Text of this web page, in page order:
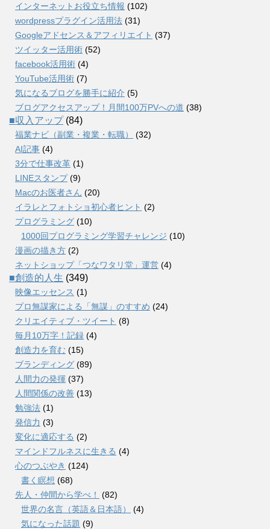
インターネットお役立ち情報 (102)
wordpressプラグイン活用法 (31)
Googleアドセンス＆アフィリエイト (37)
ツイッター活用術 (52)
facebook活用術 (4)
YouTube活用術 (7)
気になるブログを勝手に紹介 (5)
ブログアクセスアップ！月間100万PVへの道 (38)
■収入アップ(84)
福業ナビ（副業・複業・転職）
(32)
AI記事 (4)
3分で仕事改革 (1)
LINEスタンプ(9)
Macのお医者さん (20)
イラレとフォトショ初心者ヒント (2)
プログラミング (10)
1000回プログラミング学習チャレンジ (10)
漫画の描き方 (2)
ネットショップ「つなワタリ堂」運営 (4)
■創造的人生 (349)
映像エッセンス (1)
プロ無謀家による「無謀」のすすめ (24)
クリエイティブ・ツイート (8)
毎月10万字！記録 (4)
創造力を育む (15)
ブランディング (89)
人間力の発揮 (37)
人間関係の改善 (13)
勉強法 (1)
発信力 (3)
変化に適応する (2)
マインドフルネスに生きる (4)
心のつぶやき (124)
書く瞑想 (68)
先人・仲間から学べ！
(82)
世界の名言（英語＆日本語）
(4)
気になった話題 (9)